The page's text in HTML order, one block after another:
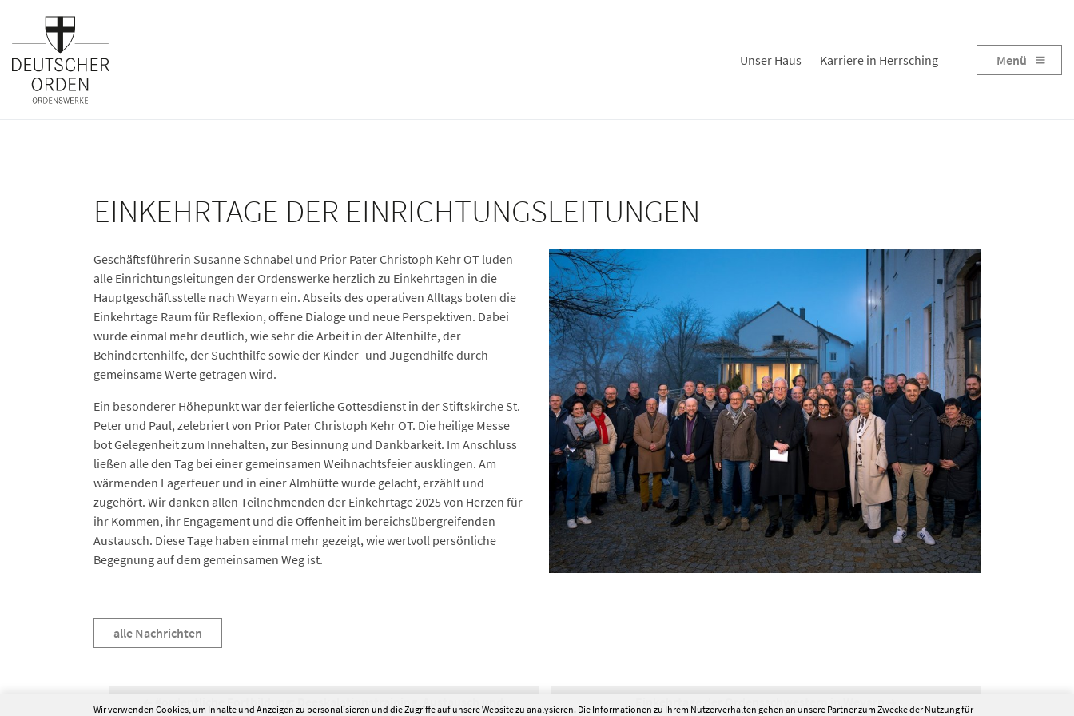
Unser Haus Karriere in Herrsching Menü
EINKEHRTAGE DER EINRICHTUNGSLEITUNGEN
Geschäftsführerin Susanne Schnabel und Prior Pater Christoph Kehr OT luden
alle Einrichtungsleitungen der Ordenswerke herzlich zu Einkehrtagen in die
Hauptgeschäftsstelle nach Weyarn ein. Abseits des operativen Alltags boten die
Einkehrtage Raum für Reflexion, offene Dialoge und neue Perspektiven. Dabei
wurde einmal mehr deutlich, wie sehr die Arbeit in der Altenhilfe, der
Behindertenhilfe, der Suchthilfe sowie der Kinder- und Jugendhilfe durch
gemeinsame Werte getragen wird.
Ein besonderer Höhepunkt war der feierliche Gottesdienst in der Stiftskirche St.
Peter und Paul, zelebriert von Prior Pater Christoph Kehr OT. Die heilige Messe
bot Gelegenheit zum Innehalten, zur Besinnung und Dankbarkeit. Im Anschluss
ließen alle den Tag bei einer gemeinsamen Weihnachtsfeier ausklingen. Am
wärmenden Lagerfeuer und in einer Almhütte wurde gelacht, erzählt und
zugehört. Wir danken allen Teilnehmenden der Einkehrtage 2025 von Herzen für
ihr Kommen, ihr Engagement und die Offenheit im bereichsübergreifenden
Austausch. Diese Tage haben einmal mehr gezeigt, wie wertvoll persönliche
Begegnung auf dem gemeinsamen Weg ist.
alle Nachrichten
#ordentliche Fortbildung: Deeskalationstraining, Austausch und
Einkehrtage der Ordensschwestern in Weyarn
Wir verwenden Cookies, um Inhalte und Anzeigen zu personalisieren und die Zugriffe auf unsere Website zu analysieren. Die Informationen zu Ihrem Nutzerverhalten gehen an unsere Partner zum Zwecke der Nutzung für